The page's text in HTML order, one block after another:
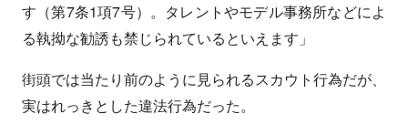
す（第7条1項7号）。タレントやモデル事務所などによ
る執拗な勧誘も禁じられているといえます」
街頭では当たり前のように見られるスカウト行為だが、
実はれっきとした違法行為だった。